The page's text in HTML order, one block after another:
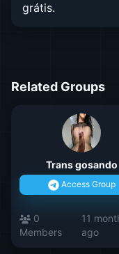
grátis.
Related Groups
Trans gosando
Access Group
0
Members
11
ago